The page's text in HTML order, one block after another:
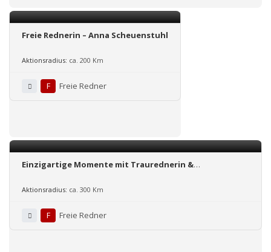
Freie Rednerin – Anna Scheuenstuhl
Aktionsradius: ca. 200 Km
F Freie Redner
Einzigartige Momente mit Traurednerin &
Aktionsradius: ca. 300 Km
F Freie Redner